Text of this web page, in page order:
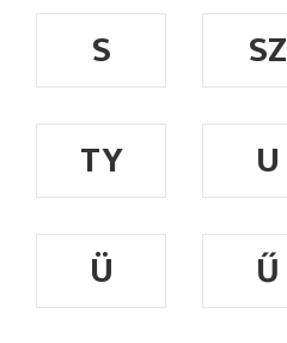
S
SZ
TY
U
Ü
Ű